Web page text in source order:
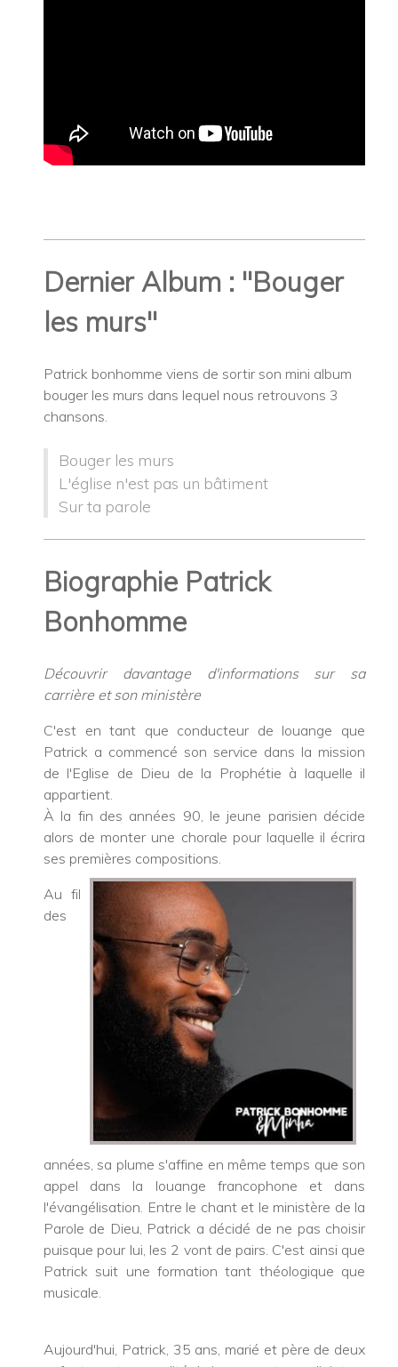
Dernier Album : "Bouger
les murs"
Patrick bonhomme viens de sortir son mini album
bouger les murs dans lequel nous retrouvons 3
chansons.
Bouger les murs
L'église n'est pas un bâtiment
Sur ta parole
Biographie Patrick
Bonhomme
Découvrir davantage d'informations sur sa
carrière et son ministère
C'est en tant que conducteur de louange que
Patrick a commencé son service dans la mission
de l'Eglise de Dieu de la Prophétie à laquelle il
appartient.
À la fin des années 90, le jeune parisien décide
alors de monter une chorale pour laquelle il écrira
ses premières compositions.
Au fil
des
années, sa plume s'affine en même temps que son
appel dans la louange francophone et dans
l'évangélisation. Entre le chant et le ministère de la
Parole de Dieu, Patrick a décidé de ne pas choisir
puisque pour lui, les 2 vont de pairs. C'est ainsi que
Patrick suit une formation tant théologique que
musicale.
Aujourd'hui, Patrick, 35 ans, marié et père de deux